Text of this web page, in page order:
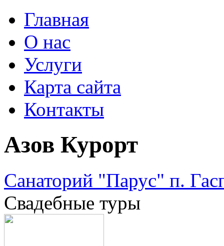
Главная
О нас
Услуги
Карта сайта
Контакты
Азов Курорт
Санаторий "Парус" п.
Свадебные туры